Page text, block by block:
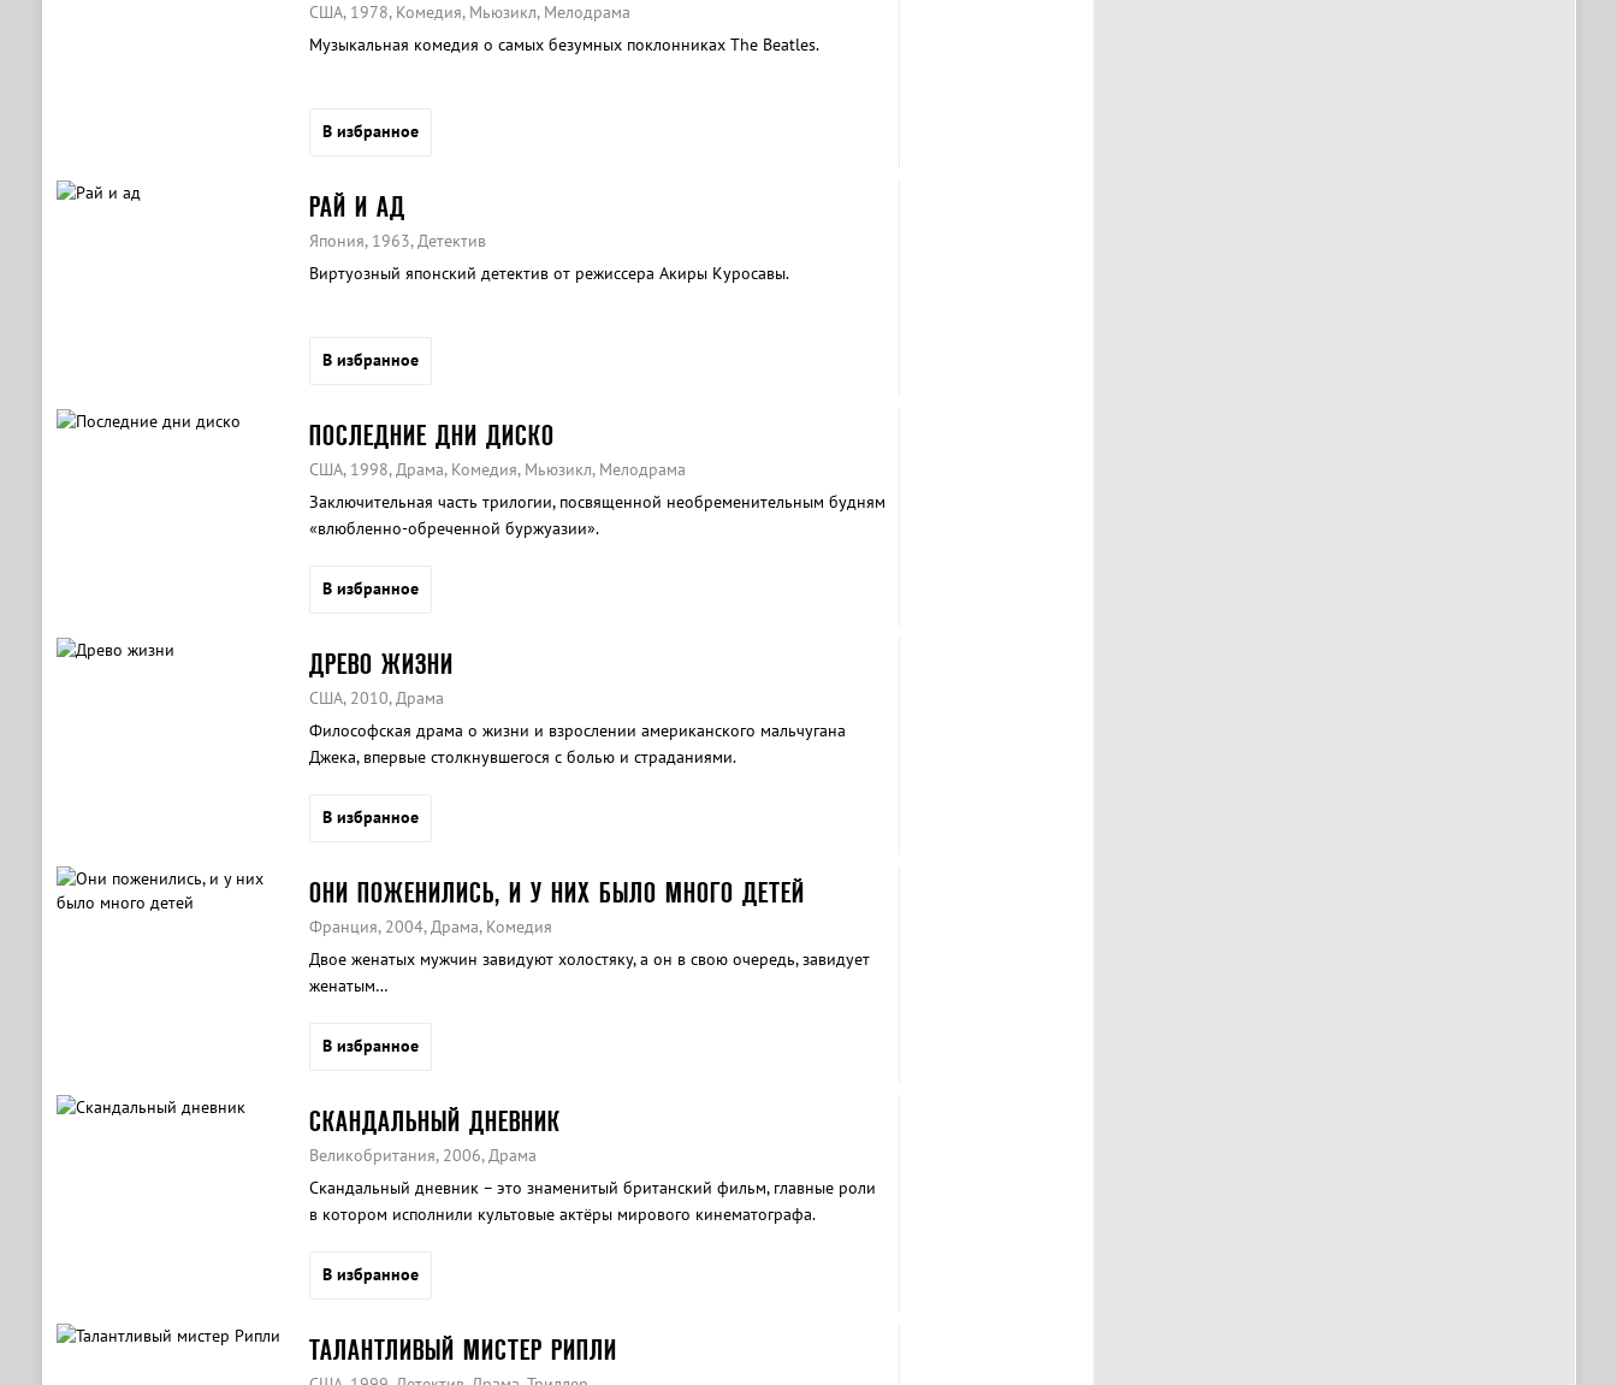
США, 1978, Комедия, Мьюзикл, Мелодрама
Музыкальная комедия о самых безумных поклонниках The Beatles.
В избранное
РАЙ И АД
Япония, 1963, Детектив
Виртуозный японский детектив от режиссера Акиры Куросавы.
В избранное
ПОСЛЕДНИЕ ДНИ ДИСКО
США, 1998, Драма, Комедия, Мьюзикл, Мелодрама
Заключительная часть трилогии, посвященной необременительным будням
«влюбленно-обреченной буржуазии».
В избранное
ДРЕВО ЖИЗНИ
США, 2010, Драма
Философская драма о жизни и взрослении американского мальчугана
Джека, впервые столкнувшегося с болью и страданиями.
В избранное
ОНИ ПОЖЕНИЛИСЬ, И У НИХ БЫЛО МНОГО ДЕТЕЙ
Франция, 2004, Драма, Комедия
Двое женатых мужчин завидуют холостяку, а он в свою очередь, завидует
женатым…
В избранное
СКАНДАЛЬНЫЙ ДНЕВНИК
Великобритания, 2006, Драма
Скандальный дневник – это знаменитый британский фильм, главные роли
в котором исполнили культовые актёры мирового кинематографа.
В избранное
ТАЛАНТЛИВЫЙ МИСТЕР РИПЛИ